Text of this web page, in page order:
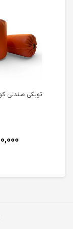
توپکی صندلی